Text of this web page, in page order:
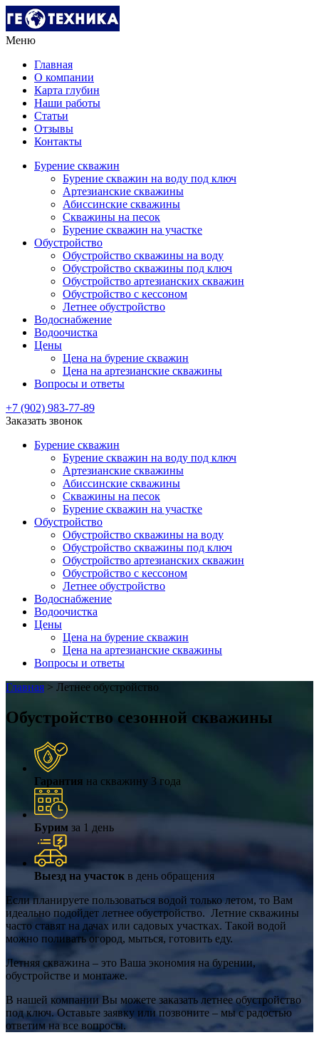
Меню
Главная
О компании
Карта глубин
Наши работы
Статьи
Отзывы
Контакты
Бурение скважин
Бурение скважин на воду под ключ
Артезианские скважины
Абиссинские скважины
Скважины на песок
Бурение скважин на участке
Обустройство
Обустройство скважины на воду
Обустройство скважины под ключ
Обустройство артезианских скважин
Обустройство с кессоном
Летнее обустройство
Водоснабжение
Водоочистка
Цены
Цена на бурение скважин
Цена на артезианские скважины
Вопросы и ответы
+7 (902) 983-77-89
Заказать звонок
Бурение скважин
Бурение скважин на воду под ключ
Артезианские скважины
Абиссинские скважины
Скважины на песок
Бурение скважин на участке
Обустройство
Обустройство скважины на воду
Обустройство скважины под ключ
Обустройство артезианских скважин
Обустройство с кессоном
Летнее обустройство
Водоснабжение
Водоочистка
Цены
Цена на бурение скважин
Цена на артезианские скважины
Вопросы и ответы
Главная > Летнее обустройство
Обустройство сезонной скважины
Гарантия на скважину 3 года
Бурим за 1 день
Выезд на участок в день обращения
Если планируете пользоваться водой только летом, то Вам
идеально подойдет летнее обустройство. Летние скважины
часто ставят на дачах или садовых участках. Такой водой
можно поливать огород, мыться, готовить еду.
Летняя скважина – это Ваша экономия на бурении,
обустройстве и монтаже.
В нашей компании Вы можете заказать летнее обустройство
под ключ. Оставьте заявку или позвоните – мы с радостью
ответим на все вопросы.